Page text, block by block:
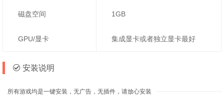
磁盘空间 1GB
GPU/显卡 集成显卡或者独立显卡最好
安装说明
所有游戏均是一键安装，无广告，无插件，请放心安装